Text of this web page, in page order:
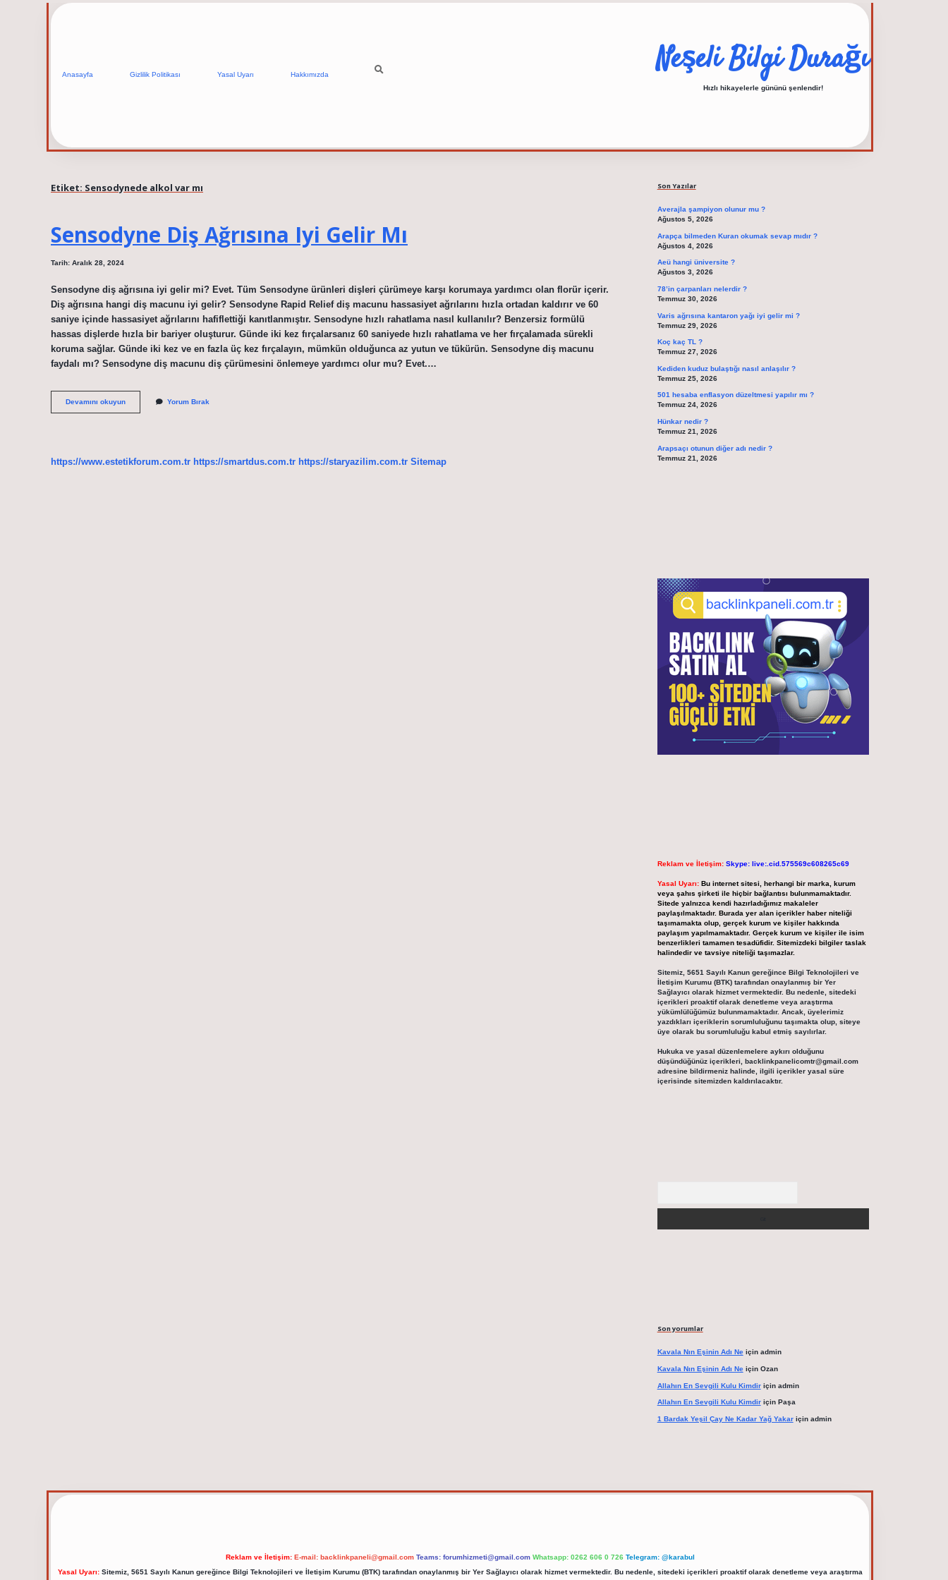
Anasayfa Gizlilik Politikası Yasal Uyarı Hakkımızda Neşeli Bilgi Durağı
Hızlı hikayelerle gününü şenlendir!
Etiket: Sensodynede alkol var mı
Sensodyne Diş Ağrısına Iyi Gelir Mı
Tarih: Aralık 28, 2024
Sensodyne diş ağrısına iyi gelir mi? Evet. Tüm Sensodyne ürünleri dişleri çürümeye karşı korumaya yardımcı olan florür içerir.
Diş ağrısına hangi diş macunu iyi gelir? Sensodyne Rapid Relief diş macunu hassasiyet ağrılarını hızla ortadan kaldırır ve 60
saniye içinde hassasiyet ağrılarını hafiflettiği kanıtlanmıştır. Sensodyne hızlı rahatlama nasıl kullanılır? Benzersiz formülü
hassas dişlerde hızla bir bariyer oluşturur. Günde iki kez fırçalarsanız 60 saniyede hızlı rahatlama ve her fırçalamada sürekli
koruma sağlar. Günde iki kez ve en fazla üç kez fırçalayın, mümkün olduğunca az yutun ve tükürün. Sensodyne diş macunu
faydalı mı? Sensodyne diş macunu diş çürümesini önlemeye yardımcı olur mu? Evet.…
Devamını okuyunSensodyne
Diş
Yorum Bırak
https://www.estetikforum.com.tr https://smartdus.com.tr https://staryazilim.com.tr Sitemap
Son Yazılar
Averajla şampiyon olunur mu ?
Ağustos 5, 2026
Arapça bilmeden Kuran okumak sevap mıdır ?
Ağustos 4, 2026
Aeü hangi üniversite ?
Ağustos 3, 2026
78’in çarpanları nelerdir ?
Temmuz 30, 2026
Varis ağrısına kantaron yağı iyi gelir mi ?
Temmuz 29, 2026
Koç kaç TL ?
Temmuz 27, 2026
Kediden kuduz bulaştığı nasıl anlaşılır ?
Temmuz 25, 2026
501 hesaba enflasyon düzeltmesi yapılır mı ?
Temmuz 24, 2026
Hünkar nedir ?
Temmuz 21, 2026
Arapsaçı otunun diğer adı nedir ?
Temmuz 21, 2026
Reklam ve İletişim: Skype: live:.cid.575569c608265c69
Yasal Uyarı: Bu internet sitesi, herhangi bir marka, kurum
veya şahıs şirketi ile hiçbir bağlantısı bulunmamaktadır.
Sitede yalnızca kendi hazırladığımız makaleler
paylaşılmaktadır. Burada yer alan içerikler haber niteliği
taşımamakta olup, gerçek kurum ve kişiler hakkında
paylaşım yapılmamaktadır. Gerçek kurum ve kişiler ile isim
benzerlikleri tamamen tesadüfidir. Sitemizdeki bilgiler taslak
halindedir ve tavsiye niteliği taşımazlar.
Sitemiz, 5651 Sayılı Kanun gereğince Bilgi Teknolojileri ve
İletişim Kurumu (BTK) tarafından onaylanmış bir Yer
Sağlayıcı olarak hizmet vermektedir. Bu nedenle, sitedeki
içerikleri proaktif olarak denetleme veya araştırma
yükümlülüğümüz bulunmamaktadır. Ancak, üyelerimiz
yazdıkları içeriklerin sorumluluğunu taşımakta olup, siteye
üye olarak bu sorumluluğu kabul etmiş sayılırlar.
Hukuka ve yasal düzenlemelere aykırı olduğunu
düşündüğünüz içerikleri, backlinkpanelicomtr@gmail.com
adresine bildirmeniz halinde, ilgili içerikler yasal süre
içerisinde sitemizden kaldırılacaktır.
Son yorumlar
Kavala Nın Eşinin Adı Neiçin admin
Kavala Nın Eşinin Adı Neiçin Ozan
Allahın En Sevgili Kulu Kimdiriçin admin
Allahın En Sevgili Kulu Kimdiriçin Paşa
1 Bardak Yeşil Çay Ne Kadar Yağ Yakariçin admin
elexbet güncel adresi
Reklam ve İletişim: E-mail: backlinkpaneli@gmail.com Teams: forumhizmeti@gmail.com Whatsapp: 0262 606 0 726 Telegram: @karabul
Yasal Uyarı:Sitemiz, 5651 Sayılı Kanun gereğince Bilgi Teknolojileri ve İletişim Kurumu (BTK) tarafından onaylanmış bir Yer Sağlayıcı olarak hizmet vermektedir. Bu nedenle, sitedeki içerikleri proaktif olarak denetleme veya araştırma